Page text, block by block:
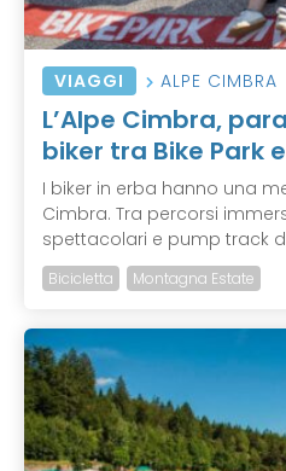
VIAGGI ALPE CIMBRA
L’Alpe Cimbra,
biker tra Bike Park
I biker in erba hanno una
Cimbra. Tra percorsi
spettacolari e pump track
Bicicletta Montagna Estate